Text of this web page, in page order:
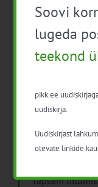
Pikk.ee
Isikuandmeid
Täpsem
Soovi
lugeda
teekond
pikk.ee
uudiskirja.
Uudiskirjast
olevate linkide